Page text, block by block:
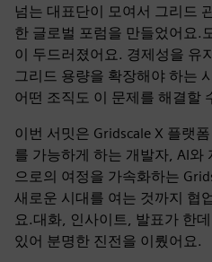
넘는 대표단이 모여서 그리드
한 글로벌 포럼을 만들었어요.
이 두드러졌어요. 경제성을 유
그리드 용량을 확장해야 하는
어떤 조직도 이 문제를 해결할
이번 서밋은 Gridscale X 플랫
를 가능하게 하는 개발자, AI와
으로의 여정을 가속화하는
새로운 시대를 여는 것까지 협
요.대화, 인사이트, 발표가 한
있어 분명한 진전을 이뤘어요.